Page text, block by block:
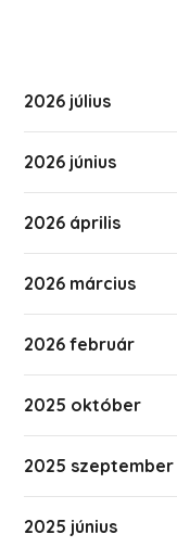
2026 július
2026 június
2026 április
2026 március
2026 február
2025 október
2025 szeptember
2025 június